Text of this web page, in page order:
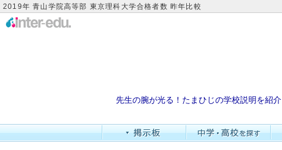
2019年 青山学院高等部 東京理科大学合格者数 昨年比較
先生の腕が光る！たまひじの学校説明を紹介